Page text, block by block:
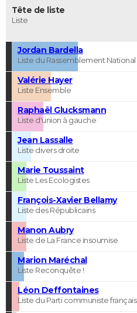
Tête de liste
Liste
Jordan Bardella
Liste du Rassemblement National
Valérie Hayer
Liste Ensemble
Raphaël Glucksmann
Liste d'union à gauche
Jean Lassalle
Liste divers droite
Marie Toussaint
Liste Les Ecologistes
François-Xavier Bellamy
Liste des Républicains
Manon Aubry
Liste de La France insoumise
Marion Maréchal
Liste Reconquête !
Léon Deffontaines
Liste du Parti communiste français